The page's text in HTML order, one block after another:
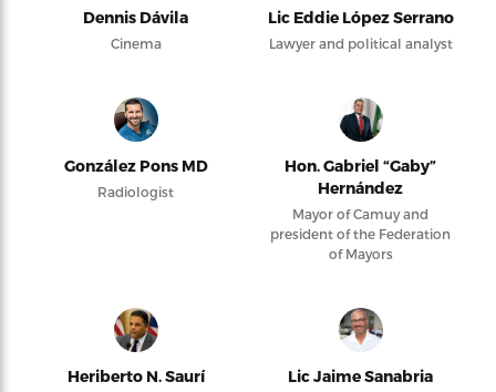
Dennis Dávila
Cinema
Lic Eddie López Serrano
Lawyer and political analyst
González Pons MD
Radiologist
Hon. Gabriel “Gaby”
Hernández
Mayor of Camuy and
president of the Federation
of Mayors
Heriberto N. Saurí Lic Jaime Sanabria